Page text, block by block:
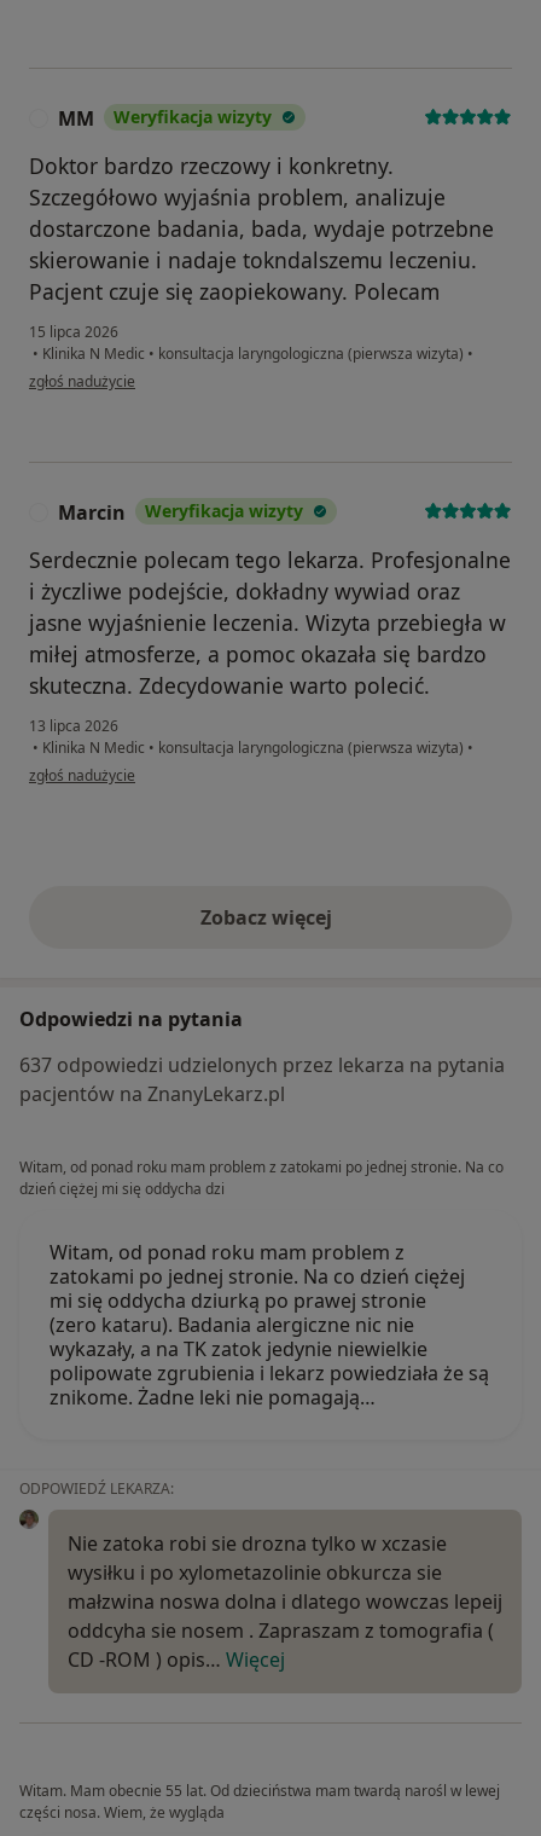
MM Weryfikacja wizyty
Doktor bardzo rzeczowy i konkretny.
Szczegółowo wyjaśnia problem, analizuje
dostarczone badania, bada, wydaje potrzebne
skierowanie i nadaje tokndalszemu leczeniu.
Pacjent czuje się zaopiekowany. Polecam
15 lipca 2026
• Klinika N Medic • konsultacja laryngologiczna (pierwsza wizyta) •
w opinii użytkownika MM
zgłoś nadużycie
Marcin Weryfikacja wizyty
Serdecznie polecam tego lekarza. Profesjonalne
i życzliwe podejście, dokładny wywiad oraz
jasne wyjaśnienie leczenia. Wizyta przebiegła w
miłej atmosferze, a pomoc okazała się bardzo
skuteczna. Zdecydowanie warto polecić.
13 lipca 2026
• Klinika N Medic • konsultacja laryngologiczna (pierwsza wizyta) •
w opinii użytkownika Marcin
zgłoś nadużycie
Zobacz więcejopinie powyżej
Odpowiedzi na pytania
637 odpowiedzi udzielonych przez lekarza na pytania
pacjentów na ZnanyLekarz.pl
Witam, od ponad roku mam problem z zatokami po jednej stronie. Na co
dzień ciężej mi się oddycha dzi
Witam, od ponad roku mam problem z
zatokami po jednej stronie. Na co dzień ciężej
mi się oddycha dziurką po prawej stronie
(zero kataru). Badania alergiczne nic nie
wykazały, a na TK zatok jedynie niewielkie
polipowate zgrubienia i lekarz powiedziała że są
znikome. Żadne leki nie pomagają…
ODPOWIEDŹ LEKARZA:
Nie zatoka robi sie drozna tylko w xczasie
wysiłku i po xylometazolinie obkurcza sie
małzwina noswa dolna i dlatego wowczas lepeij
oddcyha sie nosem . Zapraszam z tomografia (
CD -ROM ) opis… Więcej
Witam. Mam obecnie 55 lat. Od dzieciństwa mam twardą narośl w lewej
części nosa. Wiem, że wygląda